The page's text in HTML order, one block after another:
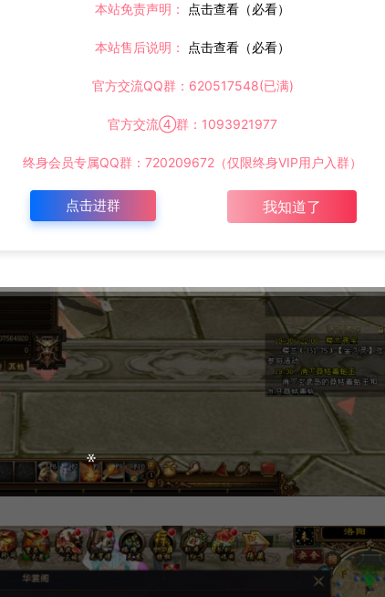
本站免责声明： 点击查看（必看）
本站售后说明： 点击查看（必看）
官方交流QQ群：620517548(已满)
官方交流④群：1093921977
终身会员专属QQ群：720209672（仅限终身VIP用户入群）
点击进群 我知道了